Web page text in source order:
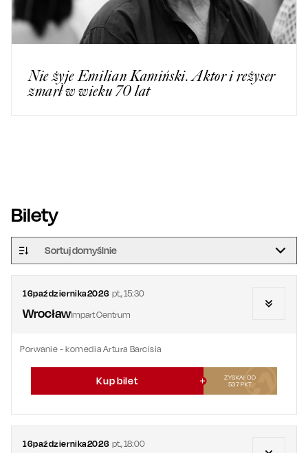
Nie żyje Emilian Kamiński. Aktor i reżyser
zmarł w wieku 70 lat
Bilety
Sortuj domyślnie
16października2026 pt.,15:30
WrocławImpart Centrum
Porwanie - komedia Artura Barcisia
Kup bilet
ZYSKAJ OD
537PKT
16października2026 pt.,18:00